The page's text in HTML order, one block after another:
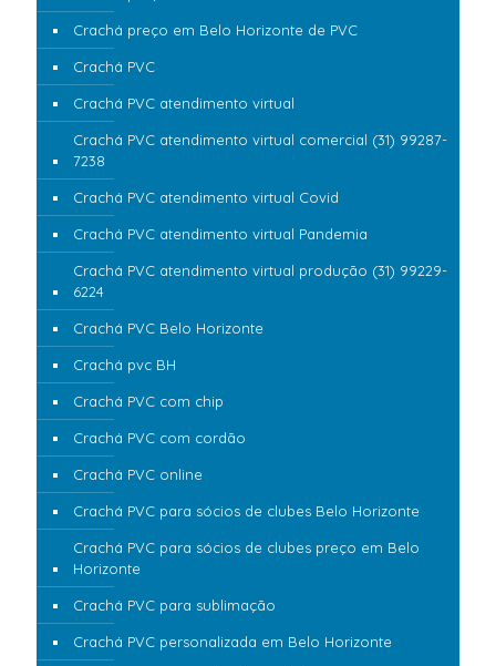
Crachá preço em Belo Horizonte de PVC
Crachá PVC
Crachá PVC atendimento virtual
Crachá PVC atendimento virtual comercial (31) 99287-
7238
Crachá PVC atendimento virtual Covid
Crachá PVC atendimento virtual Pandemia
Crachá PVC atendimento virtual produção (31) 99229-
6224
Crachá PVC Belo Horizonte
Crachá pvc BH
Crachá PVC com chip
Crachá PVC com cordão
Crachá PVC online
Crachá PVC para sócios de clubes Belo Horizonte
Crachá PVC para sócios de clubes preço em Belo
Horizonte
Crachá PVC para sublimação
Crachá PVC personalizada em Belo Horizonte